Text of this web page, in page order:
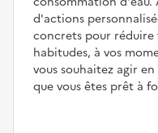
d'actions
concrets pour réduire
habitudes, à vos
vous souhaitez agir
que vous êtes prêt à